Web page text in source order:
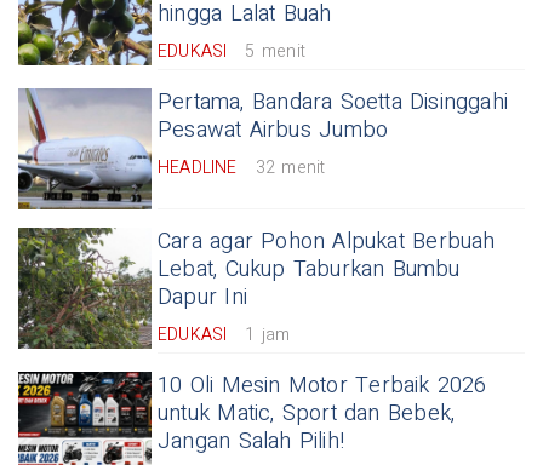
hingga Lalat Buah
EDUKASI 5 menit
Pertama, Bandara Soetta Disinggahi
Pesawat Airbus Jumbo
HEADLINE 32 menit
Cara agar Pohon Alpukat Berbuah
Lebat, Cukup Taburkan Bumbu
Dapur Ini
EDUKASI 1 jam
10 Oli Mesin Motor Terbaik 2026
untuk Matic, Sport dan Bebek,
Jangan Salah Pilih!